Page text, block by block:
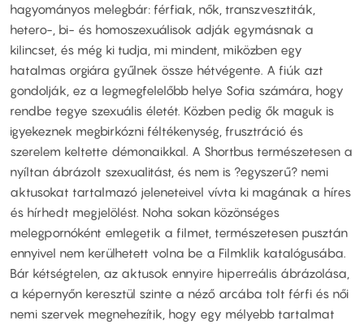
hagyományos melegbár: férfiak, nők, transzvesztiták,
hetero-, bi- és homoszexuálisok adják egymásnak a
kilincset, és még ki tudja, mi mindent, miközben egy
hatalmas orgiára gyűlnek össze hétvégente. A fiúk azt
gondolják, ez a legmegfelelőbb helye Sofia számára, hogy
rendbe tegye szexuális életét. Közben pedig ők maguk is
igyekeznek megbirkózni féltékenység, frusztráció és
szerelem keltette démonaikkal. A Shortbus természetesen a
nyíltan ábrázolt szexualitást, és nem is ?egyszerű? nemi
aktusokat tartalmazó jeleneteivel vívta ki magának a híres
és hírhedt megjelölést. Noha sokan közönséges
melegpornóként emlegetik a filmet, természetesen pusztán
ennyivel nem kerülhetett volna be a Filmklik katalógusába.
Bár kétségtelen, az aktusok ennyire hiperreális ábrázolása,
a képernyőn keresztül szinte a néző arcába tolt férfi és női
nemi szervek megnehezítik, hogy egy mélyebb tartalmat